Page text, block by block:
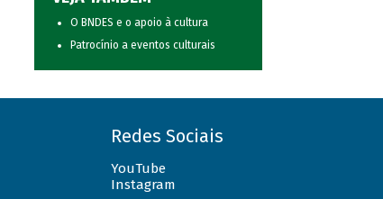
O BNDES e o apoio à cultura
Patrocínio a eventos culturais
Redes Sociais
YouTube
Instagram